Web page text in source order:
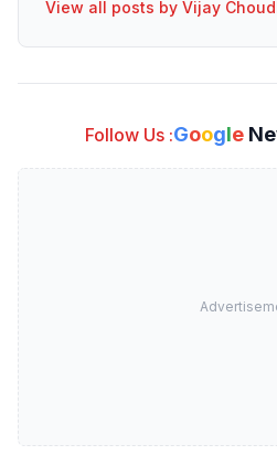
View all posts by Vijay
Follow Us :Google